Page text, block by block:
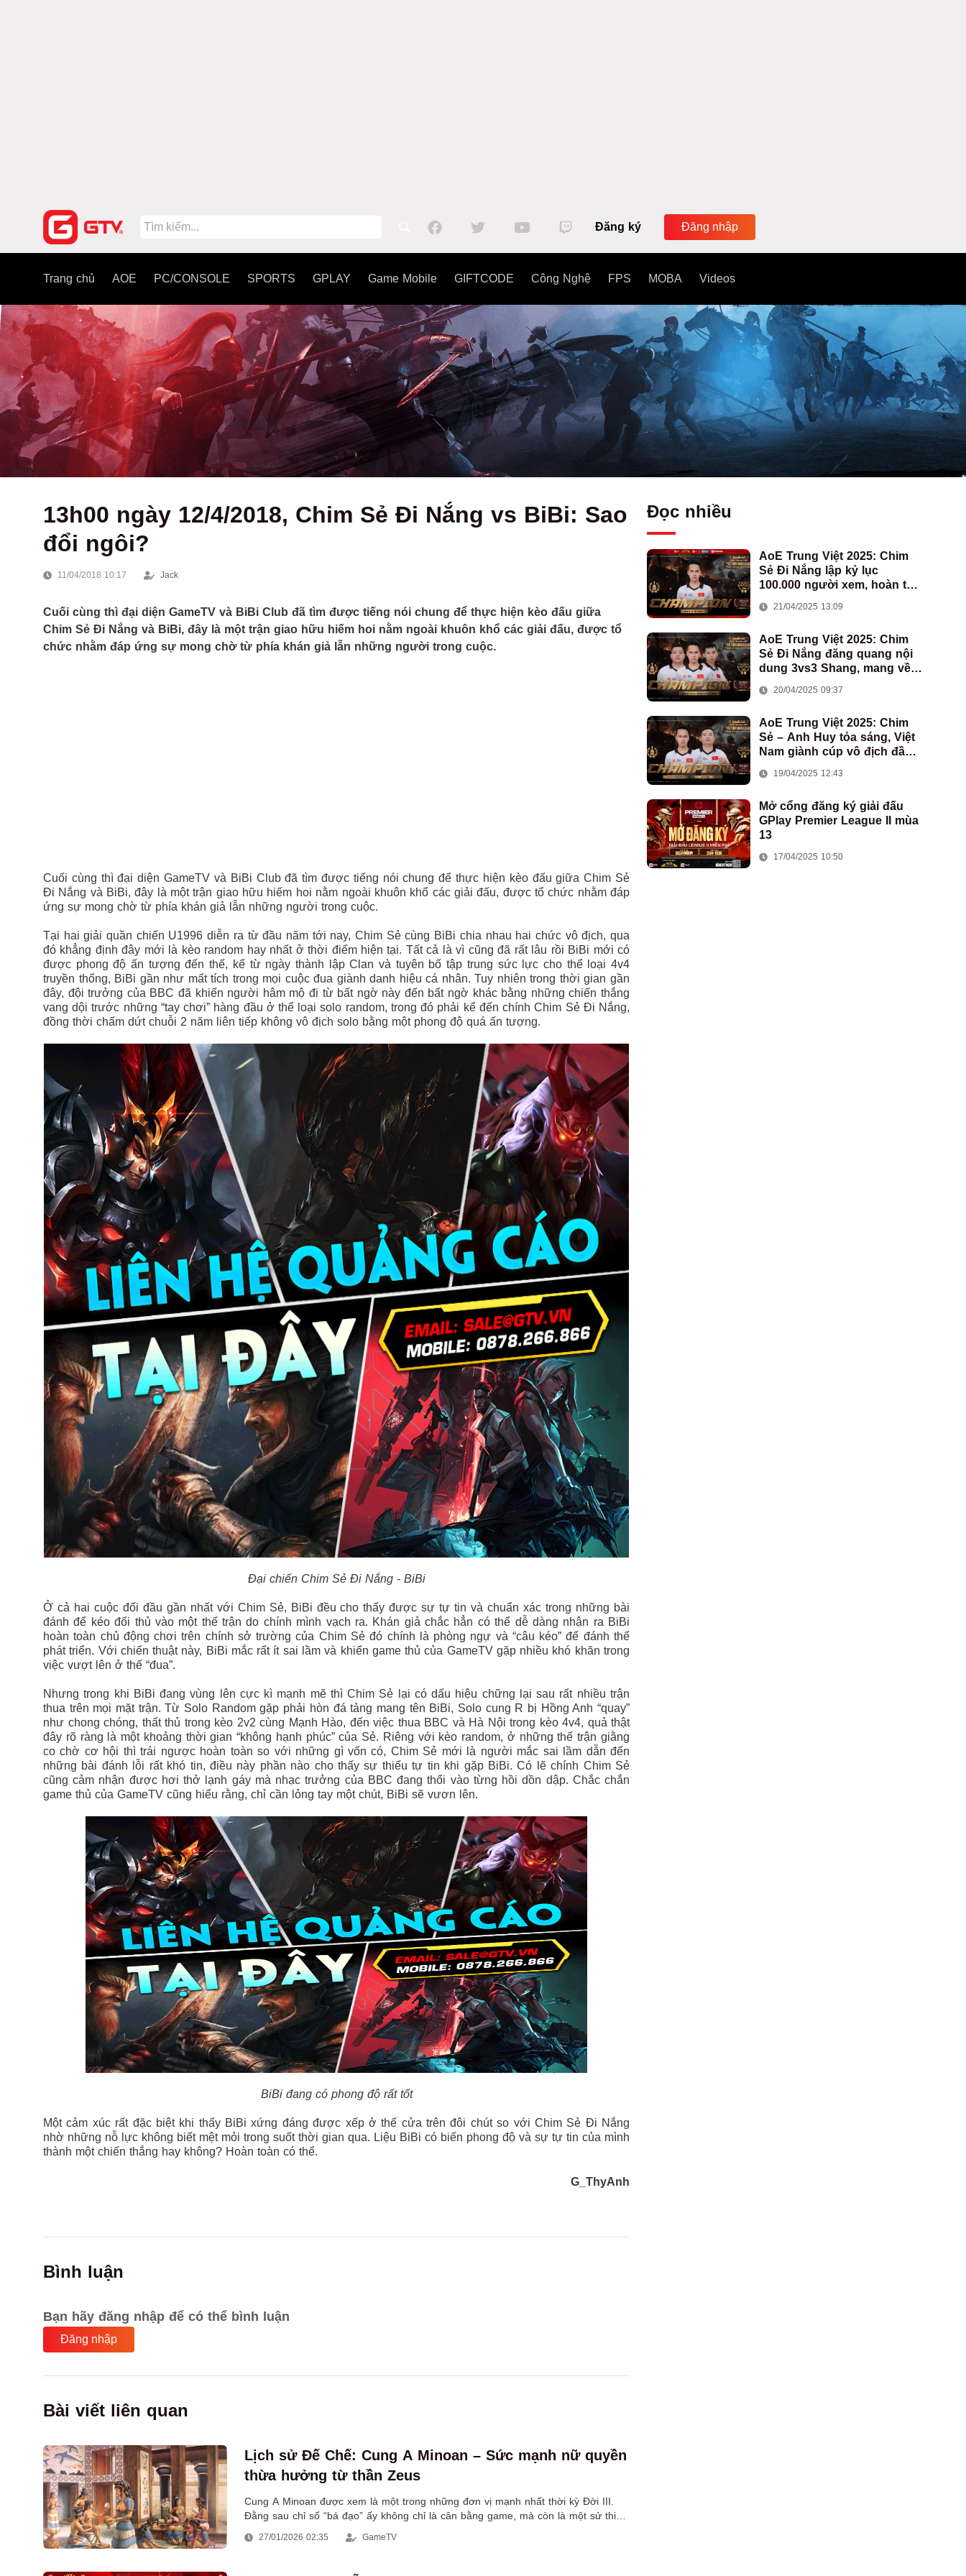
Đăng ký Đăng nhập
Trang chủ AOE PC/CONSOLE SPORTS GPLAY Game Mobile GIFTCODE Công Nghệ FPS MOBA Videos
13h00 ngày 12/4/2018, Chim Sẻ Đi Nắng vs BiBi: Sao
đổi ngôi?
11/04/2018 10:17 Jack
Cuối cùng thì đại diện GameTV và BiBi Club đã tìm được tiếng nói chung để thực hiện kèo đấu giữa
Chim Sẻ Đi Nắng và BiBi, đây là một trận giao hữu hiếm hoi nằm ngoài khuôn khổ các giải đấu, được tổ
chức nhằm đáp ứng sự mong chờ từ phía khán giả lẫn những người trong cuộc.
Cuối cùng thì đại diện GameTV và BiBi Club đã tìm được tiếng nói chung để thực hiện kèo đấu giữa Chim Sẻ
Đi Nắng và BiBi, đây là một trận giao hữu hiếm hoi nằm ngoài khuôn khổ các giải đấu, được tổ chức nhằm đáp
ứng sự mong chờ từ phía khán giả lẫn những người trong cuộc.
Tại hai giải quần chiến U1996 diễn ra từ đầu năm tới nay, Chim Sẻ cùng BiBi chia nhau hai chức vô địch, qua
đó khẳng định đây mới là kèo random hay nhất ở thời điểm hiện tại. Tất cả là vì cũng đã rất lâu rồi BiBi mới có
được phong độ ấn tượng đến thế, kể từ ngày thành lập Clan và tuyên bố tập trung sức lực cho thể loại 4v4
truyền thống, BiBi gần như mất tích trong mọi cuộc đua giành danh hiệu cá nhân. Tuy nhiên trong thời gian gần
đây, đội trưởng của BBC đã khiến người hâm mộ đi từ bất ngờ này đến bất ngờ khác bằng những chiến thắng
vang dội trước những “tay chơi” hàng đầu ở thể loại solo random, trong đó phải kể đến chính Chim Sẻ Đi Nắng,
đồng thời chấm dứt chuỗi 2 năm liên tiếp không vô địch solo bằng một phong độ quá ấn tượng.
Đại chiến Chim Sẻ Đi Nắng - BiBi
Ở cả hai cuộc đối đầu gần nhất với Chim Sẻ, BiBi đều cho thấy được sự tự tin và chuẩn xác trong những bài
đánh để kéo đối thủ vào một thế trận do chính mình vạch ra. Khán giả chắc hẳn có thể dễ dàng nhận ra BiBi
hoàn toàn chủ động chơi trên chính sở trường của Chim Sẻ đó chính là phòng ngự và “câu kéo” để đánh thế
phát triển. Với chiến thuật này, BiBi mắc rất ít sai lầm và khiến game thủ của GameTV gặp nhiều khó khăn trong
việc vượt lên ở thế “đua”.
Nhưng trong khi BiBi đang vùng lên cực kì mạnh mẽ thì Chim Sẻ lại có dấu hiệu chững lại sau rất nhiều trận
thua trên mọi mặt trận. Từ Solo Random gặp phải hòn đá tảng mang tên BiBi, Solo cung R bị Hồng Anh “quay”
như chong chóng, thất thủ trong kèo 2v2 cùng Mạnh Hào, đến việc thua BBC và Hà Nội trong kèo 4v4, quả thật
đây rõ ràng là một khoảng thời gian “không hạnh phúc” của Sẻ. Riêng với kèo random, ở những thế trận giằng
co chờ cơ hội thì trái ngược hoàn toàn so với những gì vốn có, Chim Sẻ mới là người mắc sai lầm dẫn đến
những bài đánh lỗi rất khó tin, điều này phần nào cho thấy sự thiếu tự tin khi gặp BiBi. Có lẽ chính Chim Sẻ
cũng cảm nhận được hơi thở lạnh gáy mà nhạc trưởng của BBC đang thổi vào từng hồi dồn dập. Chắc chắn
game thủ của GameTV cũng hiểu rằng, chỉ cần lỏng tay một chút, BiBi sẽ vươn lên.
BiBi đang có phong độ rất tốt
Một cảm xúc rất đặc biệt khi thấy BiBi xứng đáng được xếp ở thế cửa trên đôi chút so với Chim Sẻ Đi Nắng
nhờ những nỗ lực không biết mệt mỏi trong suốt thời gian qua. Liệu BiBi có biến phong độ và sự tự tin của mình
thành một chiến thắng hay không? Hoàn toàn có thể.
G_ThyAnh
Bình luận
Bạn hãy đăng nhập để có thể bình luận
Đăng nhập
Bài viết liên quan
Lịch sử Đế Chế: Cung A Minoan – Sức mạnh nữ quyền
thừa hưởng từ thần Zeus
Cung A Minoan được xem là một trong những đơn vị mạnh nhất thời kỳ Đời III.
Đằng sau chỉ số “bá đạo” ấy không chỉ là cân bằng game, mà còn là một sử thi
27/01/2026 02:35 GameTV
Đọc nhiều
AoE Trung Việt 2025: Chim
Sẻ Đi Nắng lập kỷ lục
100.000 người xem, hoàn tất
Việt Nam
21/04/2025 13:09
AoE Trung Việt 2025: Chim
Sẻ Đi Nắng đăng quang nội
dung 3vs3 Shang, mang về
đoàn AoE Việt Nam
20/04/2025 09:37
AoE Trung Việt 2025: Chim
Sẻ – Anh Huy tỏa sáng, Việt
Nam giành cúp vô địch đầu
19/04/2025 12:43
Mở cổng đăng ký giải đấu
GPlay Premier League II mùa
13
17/04/2025 10:50